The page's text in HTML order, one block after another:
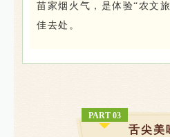
苗家烟火气，是体验“农文
佳去处。
PART 03
舌尖美